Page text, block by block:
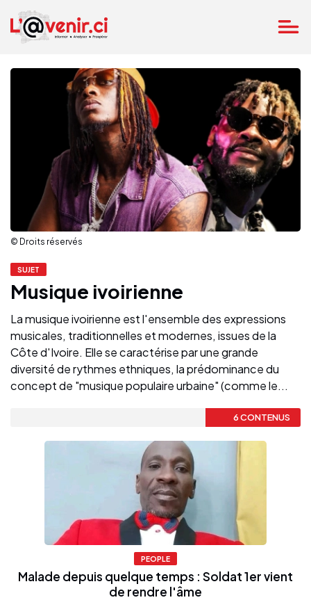
© Droits réservés
SUJET
Musique ivoirienne
La musique ivoirienne est l'ensemble des expressions
musicales, traditionnelles et modernes, issues de la
Côte d'Ivoire. Elle se caractérise par une grande
diversité de rythmes ethniques, la prédominance du
concept de "musique populaire urbaine" (comme le...
6 CONTENUS
PEOPLE
Malade depuis quelque temps : Soldat 1er vient
de rendre l'âme